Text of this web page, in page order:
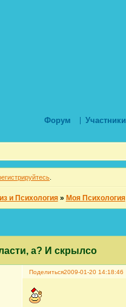
Форум Участники
и Психология » Моя Психология
а? И скрылсо
Поделиться2009-01-20 14:18:46